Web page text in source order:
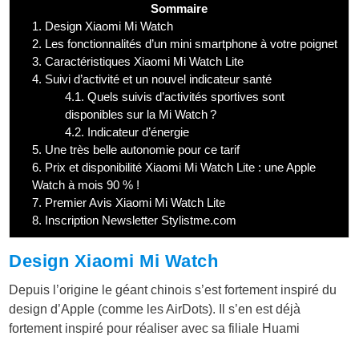
Sommaire
1. Design Xiaomi Mi Watch
2. Les fonctionnalités d’un mini smartphone à votre poignet
3. Caractéristiques Xiaomi Mi Watch Lite
4. Suivi d’activité et un nouvel indicateur santé
4.1. Quels suivis d’activités sportives sont
disponibles sur la Mi Watch ?
4.2. Indicateur d’énergie
5. Une très belle autonomie pour ce tarif
6. Prix et disponibilité Xiaomi Mi Watch Lite : une Apple
Watch à mois 90 % !
7. Premier Avis Xiaomi Mi Watch Lite
8. Inscription Newsletter Stylistme.com
Design Xiaomi Mi Watch
Depuis l’origine le géant chinois s’est fortement inspiré du
design d’Apple (comme les AirDots). Il s’en est déjà
fortement inspiré pour réaliser avec sa filiale Huami